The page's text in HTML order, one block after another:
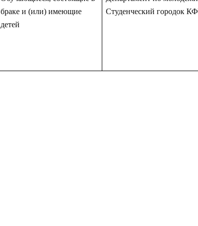
браке и (или) имеющие
детей
Студенческий городок